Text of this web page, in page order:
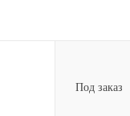
Под заказ